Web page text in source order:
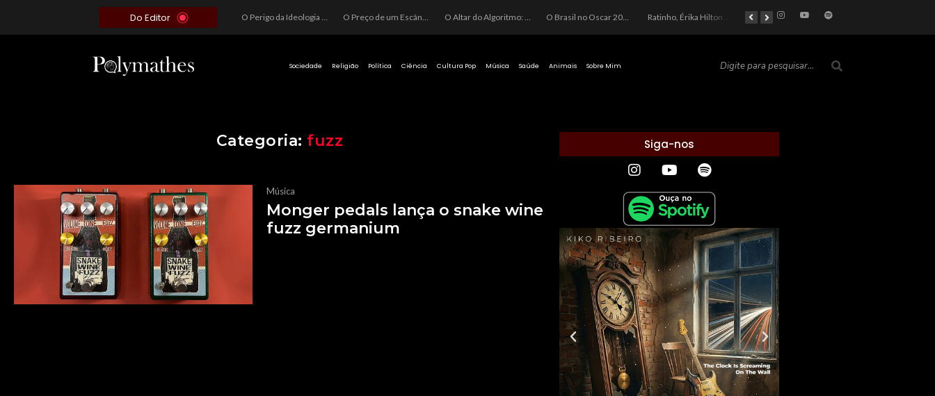
Do Editor O Perigo da Ideologia Desenfreada na Justiça: Quando a Pauta Política Substitui a Pena Criminal O Preço de um Escândalo: A Discrepância Entre o “Filme de Bolsonaro” e a Realidade do Cinema Mundial O Altar do Algoritmo: A Carência Humana e a Fabricação de Heróis no Brasil O Brasil no Oscar 2026: Entre a Cota do Politicamente Correto e a Realidade das Telas Ratinho, Érika Hilton e a Farsa Política: Quem Ganha com o Barulho no País de Bobson? As controvérsias que marcam o cenário político e econômico nacional
Sociedade Religião Política Ciência Cultura Pop Música Saúde Animais Sobre Mim
Categoria: fuzz
Música
Monger pedals lança o snake wine
fuzz germanium
Siga-nos